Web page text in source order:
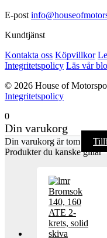
E-post
Kundtjänst
Kontakta oss Köpvillkor
Integritetspolicy Läs vår
© 2026 House of
Integritetspolicy
0
Din varukorg
Din varukorg är tom
Produkter du kanske gillar